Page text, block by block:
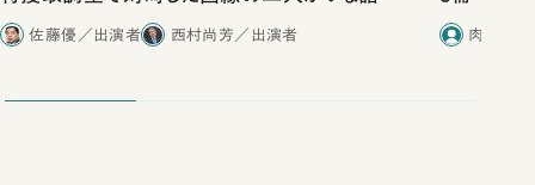
合ったこと
佐藤優／出演者 西村尚芳／出演者 肉乃小路